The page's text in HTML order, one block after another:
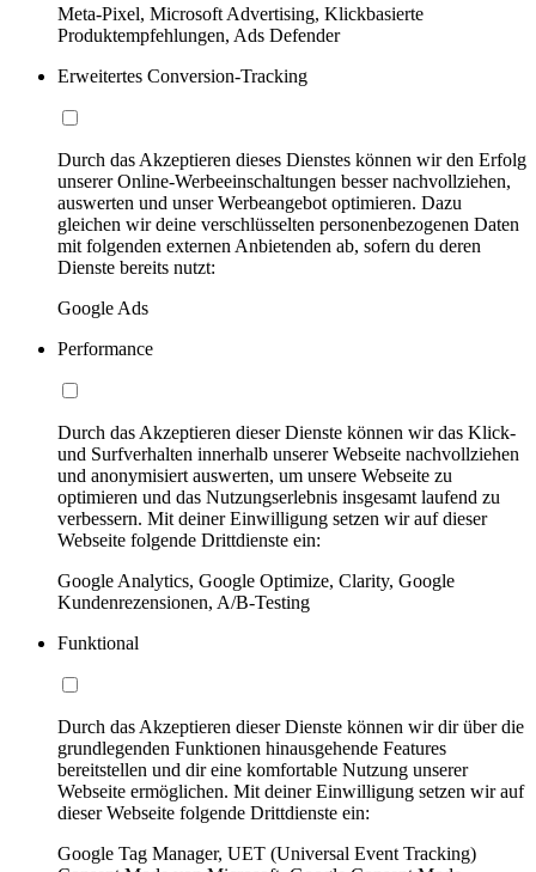
Meta-Pixel, Microsoft Advertising, Klickbasierte
Produktempfehlungen, Ads Defender
Erweitertes Conversion-Tracking
Durch das Akzeptieren dieses Dienstes können wir den Erfolg
unserer Online-Werbeeinschaltungen besser nachvollziehen,
auswerten und unser Werbeangebot optimieren. Dazu
gleichen wir deine verschlüsselten personenbezogenen Daten
mit folgenden externen Anbietenden ab, sofern du deren
Dienste bereits nutzt:
Google Ads
Performance
Durch das Akzeptieren dieser Dienste können wir das Klick-
und Surfverhalten innerhalb unserer Webseite nachvollziehen
und anonymisiert auswerten, um unsere Webseite zu
optimieren und das Nutzungserlebnis insgesamt laufend zu
verbessern. Mit deiner Einwilligung setzen wir auf dieser
Webseite folgende Drittdienste ein:
Google Analytics, Google Optimize, Clarity, Google
Kundenrezensionen, A/B-Testing
Funktional
Durch das Akzeptieren dieser Dienste können wir dir über die
grundlegenden Funktionen hinausgehende Features
bereitstellen und dir eine komfortable Nutzung unserer
Webseite ermöglichen. Mit deiner Einwilligung setzen wir auf
dieser Webseite folgende Drittdienste ein:
Google Tag Manager, UET (Universal Event Tracking)